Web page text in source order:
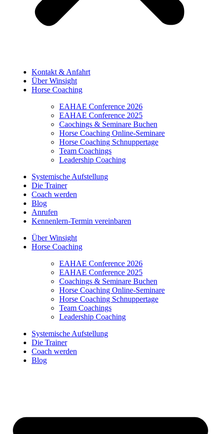
Kontakt & Anfahrt
Über Winsight
Horse Coaching
EAHAE Conference 2026
EAHAE Conference 2025
Caochings & Seminare Buchen
Horse Coaching Online-Seminare
Horse Coaching Schnuppertage
Team Coachings
Leadership Coaching
Systemische Aufstellung
Die Trainer
Coach werden
Blog
Anrufen
Kennenlern-Termin vereinbaren
Über Winsight
Horse Coaching
EAHAE Conference 2026
EAHAE Conference 2025
Coachings & Seminare Buchen
Horse Coaching Online-Seminare
Horse Coaching Schnuppertage
Team Coachings
Leadership Coaching
Systemische Aufstellung
Die Trainer
Coach werden
Blog